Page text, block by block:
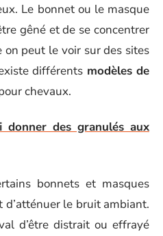
Le bonnet ou le masque
gêné et de se concentrer
on peut le voir sur des sites
différents modèles de
chevaux.
donner des granulés aux
bonnets et masques
le bruit ambiant.
d’être distrait ou effrayé